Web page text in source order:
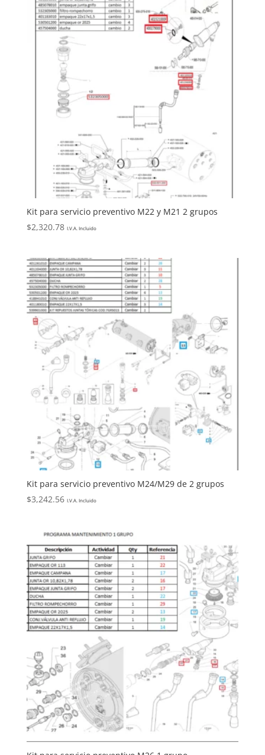
Kit para servicio preventivo M22 y M21 2 grupos
$2,320.78 I.V.A. Incluido
Kit para servicio preventivo M24/M29 de 2 grupos
$3,242.56 I.V.A. Incluido